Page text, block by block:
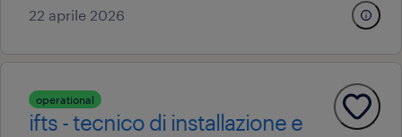
22 aprile 2026
operational
ifts - tecnico di installazione e